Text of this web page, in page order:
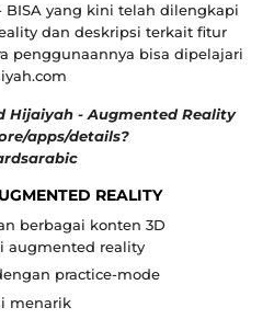
BISA yang kini telah dilengkapi
dan deskripsi terkait fitur
penggunaannya bisa dipelajari
Hijaiyah - Augmented Reality
apps/details?
REALITY
berbagai konten 3D
augmented reality
practice-mode
menarik